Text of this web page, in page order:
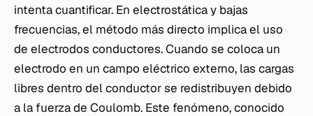
intenta cuantificar. En electrostática y bajas
frecuencias, el método más directo implica el uso
de electrodos conductores. Cuando se coloca un
electrodo en un campo eléctrico externo, las cargas
libres dentro del conductor se redistribuyen debido
a la fuerza de Coulomb. Este fenómeno, conocido